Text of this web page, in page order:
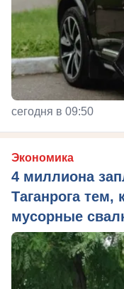
сегодня в 09:50
Экономика
4 миллиона
Таганрога тем,
мусорные